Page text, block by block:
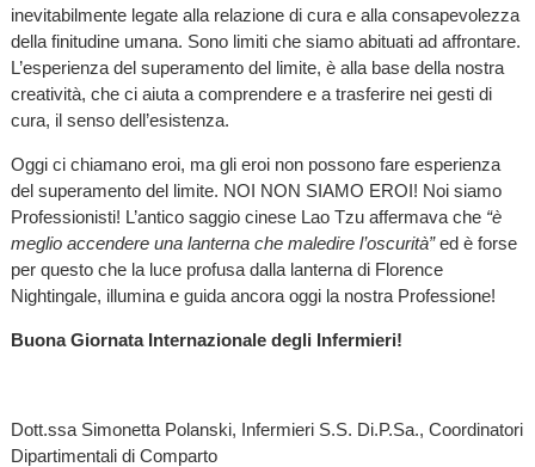
inevitabilmente legate alla relazione di cura e alla consapevolezza
della finitudine umana. Sono limiti che siamo abituati ad affrontare.
L’esperienza del superamento del limite, è alla base della nostra
creatività, che ci aiuta a comprendere e a trasferire nei gesti di
cura, il senso dell’esistenza.
Oggi ci chiamano eroi, ma gli eroi non possono fare esperienza
del superamento del limite. NOI NON SIAMO EROI! Noi siamo
Professionisti! L’antico saggio cinese Lao Tzu affermava che “è
meglio accendere una lanterna che maledire l’oscurità”ed è forse
per questo che la luce profusa dalla lanterna di Florence
Nightingale, illumina e guida ancora oggi la nostra Professione!
Buona Giornata Internazionale degli Infermieri!
Dott.ssa Simonetta Polanski, Infermieri S.S. Di.P.Sa., Coordinatori
Dipartimentali di Comparto